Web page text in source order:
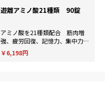
遊離アミノ酸21種類 90錠
アミノ酸を21種類配合 筋肉増
強、疲労回復、記憶力、集中力、
判断力など様々な用途に使用され
ます。
￥6,198円